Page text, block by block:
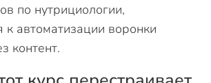
по нутрициологии,
к автоматизации воронки
контент.